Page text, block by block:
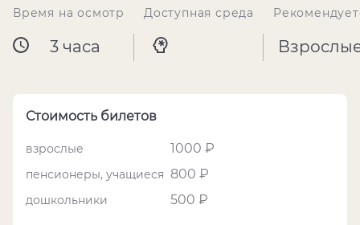
Время на осмотр
3 часа
Доступная среда
Стоимость билетов
взрослые 1000 ₽
пенсионеры, учащиеся 800 ₽
дошкольники 500 ₽